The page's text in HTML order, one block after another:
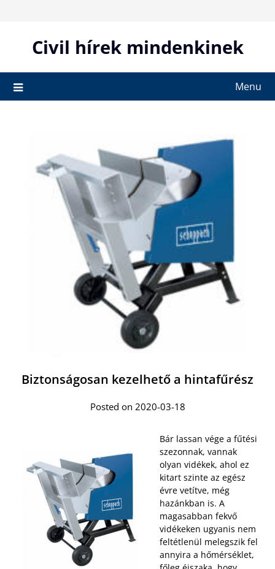
contentCivil hírek mindenkinek
Menu
Biztonságosan kezelhető a hintafűrész
Posted on 2020-03-18
Bár lassan vége a fűtési
szezonnak, vannak
olyan vidékek, ahol ez
kitart szinte az egész
évre vetítve, még
hazánkban is. A
magasabban fekvő
vidékeken ugyanis nem
feltétlenül melegszik fel
annyira a hőmérséklet,